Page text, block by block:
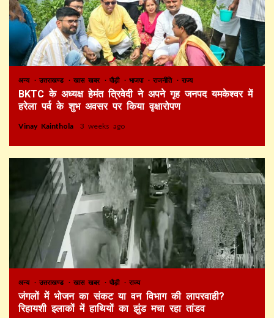
अन्य उत्तराखण्ड खास खबर पौड़ी भाजपा राजनीति राज्य
BKTC के अध्यक्ष हेमंत त्रिवेदी ने अपने गृह जनपद यमकेश्वर में
हरेला पर्व के शुभ अवसर पर किया वृक्षारोपण
Vinay Kainthola 3 weeks ago
अन्य उत्तराखण्ड खास खबर पौड़ी राज्य
जंगलों में भोजन का संकट या वन विभाग की लापरवाही?
रिहायशी इलाकों में हाथियों का झुंड मचा रहा तांडव